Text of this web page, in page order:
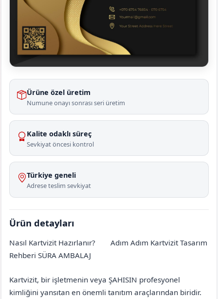
Ürüne özel üretim
Numune onayı sonrası seri üretim
Kalite odaklı süreç
Sevkiyat öncesi kontrol
Türkiye geneli
Adrese teslim sevkiyat
Ürün detayları
Nasıl Kartvizit Hazırlanır?
Adım Adım Kartvizit Tasarım
Rehberi SÜRA AMBALAJ
Kartvizit, bir işletmenin veya ŞAHISIN profesyonel
kimliğini yansıtan en önemli tanıtım araçlarından biridir.